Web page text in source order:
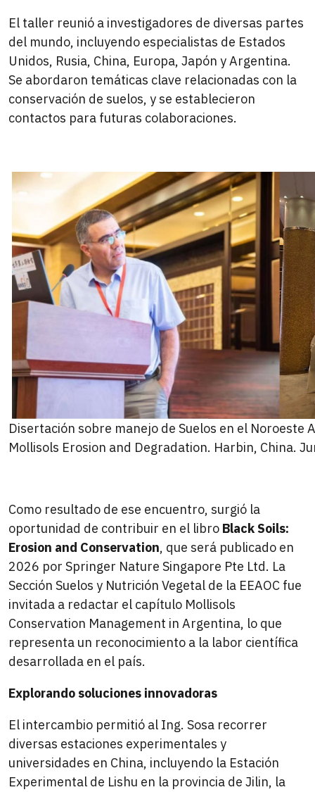
El taller reunió a investigadores de diversas partes
del mundo, incluyendo especialistas de Estados
Unidos, Rusia, China, Europa, Japón y Argentina.
Se abordaron temáticas clave relacionadas con la
conservación de suelos, y se establecieron
contactos para futuras colaboraciones.
Disertación sobre manejo de Suelos en el
Mollisols Erosion and Degradation. Harbin, China.
Como resultado de ese encuentro, surgió la
oportunidad de contribuir en el libro Black Soils:
Erosion and Conservation, que será publicado en
2026 por Springer Nature Singapore Pte Ltd. La
Sección Suelos y Nutrición Vegetal de la EEAOC fue
invitada a redactar el capítulo Mollisols
Conservation Management in Argentina, lo que
representa un reconocimiento a la labor científica
desarrollada en el país.
Explorando soluciones innovadoras
El intercambio permitió al Ing. Sosa recorrer
diversas estaciones experimentales y
universidades en China, incluyendo la Estación
Experimental de Lishu en la provincia de Jilin, la